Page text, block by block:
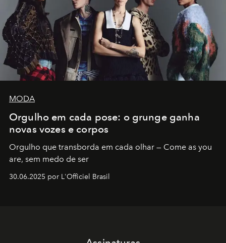
MODA
Orgulho em cada pose: o grunge ganha
novas vozes e corpos
Orgulho que transborda em cada olhar — Come as you
are, sem medo de ser
30.06.2025 por L'Officiel Brasil